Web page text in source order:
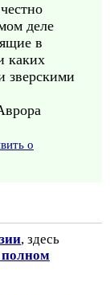
деле
в
каких
зверскими
о
, здесь
полном